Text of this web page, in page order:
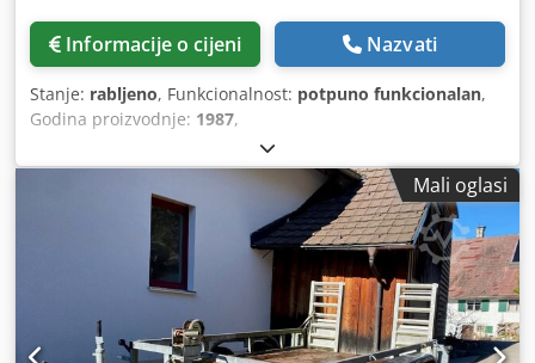
Informacije o cijeni Nazvati
Stanje: rabljeno, Funkcionalnost: potpuno funkcionalan,
Godina proizvodnje: 1987,
Mali oglasi